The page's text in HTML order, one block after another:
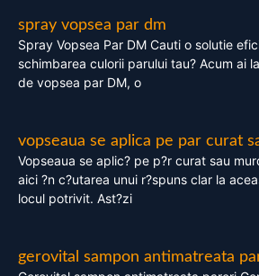
spray vopsea par dm
Spray Vopsea Par DM Cauti o solutie
schimbarea culorii parului tau? Acum ai
de vopsea par DM, o
vopseaua se aplica pe par curat
Vopseaua se aplic? pe p?r curat sau
aici ?n c?utarea unui r?spuns clar la
locul potrivit. Ast?zi
gerovital sampon antimatreata